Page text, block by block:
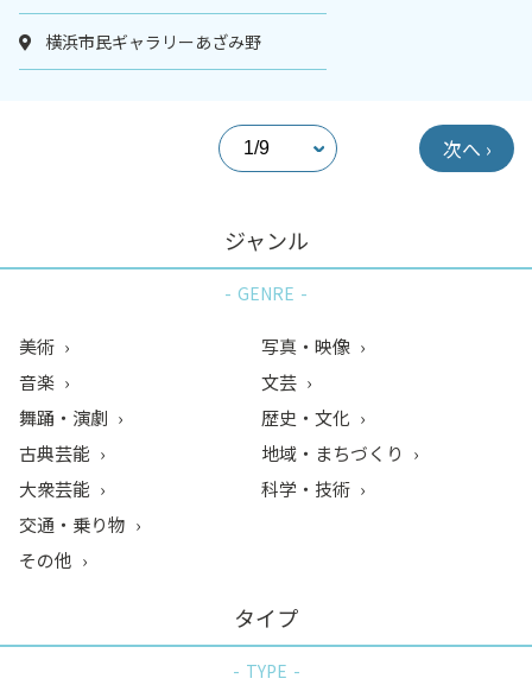
横浜市民ギャラリーあざみ野
次へ ›
ジャンル
GENRE
美術
音楽
舞踊・演劇
古典芸能
大衆芸能
写真・映像
文芸
歴史・文化
地域・まちづくり
科学・技術
交通・乗り物
その他
タイプ
TYPE